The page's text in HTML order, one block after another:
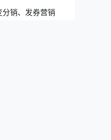
销、发券营销